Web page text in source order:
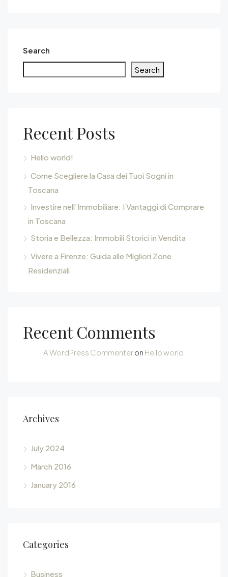
Search
Search
Recent Posts
Hello world!
Come Scegliere la Casa dei Tuoi Sogni in
Toscana
Investire nell’Immobiliare: I Vantaggi di Comprare
in Toscana
Storia e Bellezza: Immobili Storici in Vendita
Vivere a Firenze: Guida alle Migliori Zone
Residenziali
Recent Comments
A WordPress Commenteron Hello world!
Archives
July 2024
March 2016
January 2016
Categories
Business